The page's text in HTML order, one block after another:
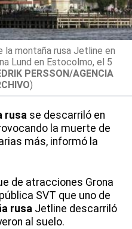
la montaña rusa Jetline en
Lund en Estocolmo, el 5
PERSSON/AGENCIA
)
rusa se descarriló en
la muerte de
más, informó la
de atracciones Grona
SVT que uno de
rusa Jetline descarriló
al suelo.